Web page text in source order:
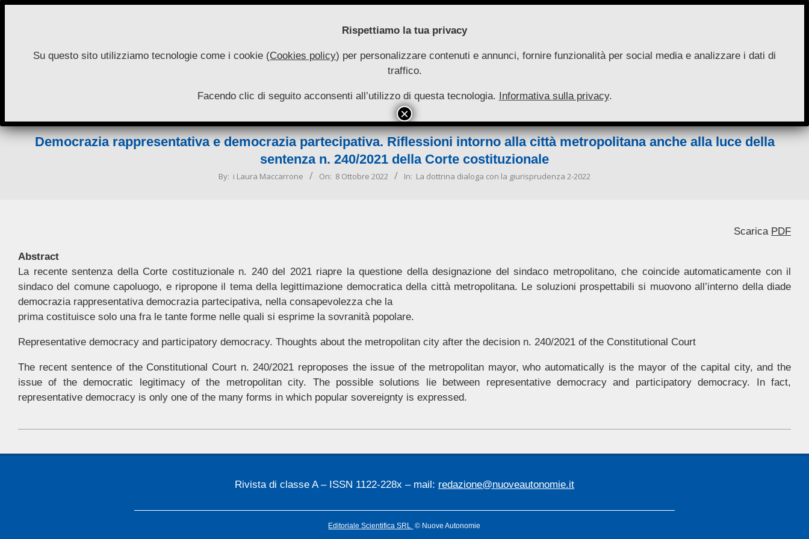
Skip
Autonomie
Primary
Navigation
Menu
COLLANA ARCHIVIO
Democrazia rappresentativa e democrazia partecipativa. Riflessioni intorno alla città metropolitana anche alla luce della
sentenza n. 240/2021 della Corte costituzionale
By: i Laura Maccarrone On: 8 Ottobre 2022 In: La dottrina dialoga con la giurisprudenza 2-2022
Scarica PDF
Abstract
La recente sentenza della Corte costituzionale n. 240 del 2021 riapre la questione della designazione del sindaco metropolitano, che coincide automaticamente con il
sindaco del comune capoluogo, e ripropone il tema della legittimazione democratica della città metropolitana. Le soluzioni prospettabili si muovono all’interno della diade
democrazia rappresentativa democrazia partecipativa, nella consapevolezza che la
prima costituisce solo una fra le tante forme nelle quali si esprime la sovranità popolare.
Representative democracy and participatory democracy. Thoughts about the metropolitan city after the decision n. 240/2021 of the Constitutional Court
The recent sentence of the Constitutional Court n. 240/2021 reproposes the issue of the metropolitan mayor, who automatically is the mayor of the capital city, and the
issue of the democratic legitimacy of the metropolitan city. The possible solutions lie between representative democracy and participatory democracy. In fact,
representative democracy is only one of the many forms in which popular sovereignty is expressed.
10-
Rivista di classe A – ISSN 1122-228x – mail: redazione@nuoveautonomie.it
Editoriale Scientifica SRL © Nuove Autonomie
Rispettiamo la tua privacy
Su questo sito utilizziamo tecnologie come i cookie (Cookies policy) per personalizzare contenuti e annunci, fornire funzionalità per social media e analizzare i dati di
traffico.
Facendo clic di seguito acconsenti all’utilizzo di questa tecnologia. Informativa sulla privacy.